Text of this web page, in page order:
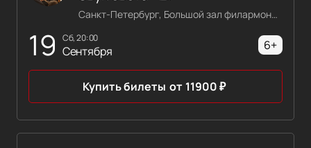
19 сб, 20:00
Сентября
Санкт-Петербург, Большой зал филармонии имени Шостаковича
6+
Купить билеты от 11900₽